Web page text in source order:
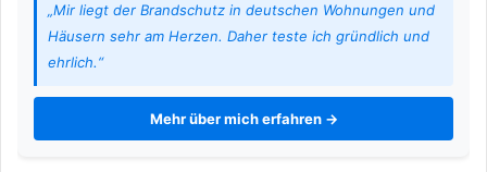
„Mir liegt der Brandschutz in deutschen Wohnungen und
Häusern sehr am Herzen. Daher teste ich gründlich und
ehrlich.“
Mehr über mich erfahren →